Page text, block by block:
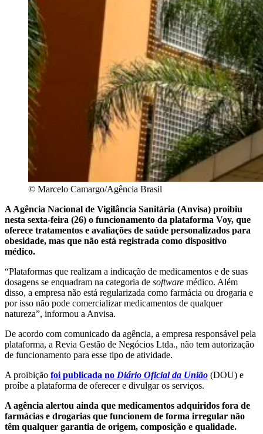
© Marcelo Camargo/Agência Brasil
A Agência Nacional de Vigilância Sanitária (Anvisa) proibiu
nesta sexta-feira (26) o funcionamento da plataforma Voy, que
oferece tratamentos e avaliações de saúde personalizados para
obesidade, mas que não está registrada como dispositivo
médico.
“Plataformas que realizam a indicação de medicamentos e de suas
dosagens se enquadram na categoria de software médico. Além
disso, a empresa não está regularizada como farmácia ou drogaria e
por isso não pode comercializar medicamentos de qualquer
natureza”, informou a Anvisa.
De acordo com comunicado da agência, a empresa responsável pela
plataforma, a Revia Gestão de Negócios Ltda., não tem autorização
de funcionamento para esse tipo de atividade.
A proibição foi publicada no Diário Oficial da União (DOU) e
proíbe a plataforma de oferecer e divulgar os serviços.
A agência alertou ainda que medicamentos adquiridos fora de
farmácias e drogarias que funcionem de forma irregular não
têm qualquer garantia de origem, composição e qualidade.